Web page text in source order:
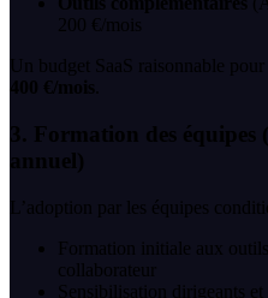
200 €/mois
Un budget SaaS raisonnable
400 €/mois
3. Formation des équipes
annuel)
L’adoption par les équipes
Formation initiale aux
collaborateur
Sensibilisation dirigeants